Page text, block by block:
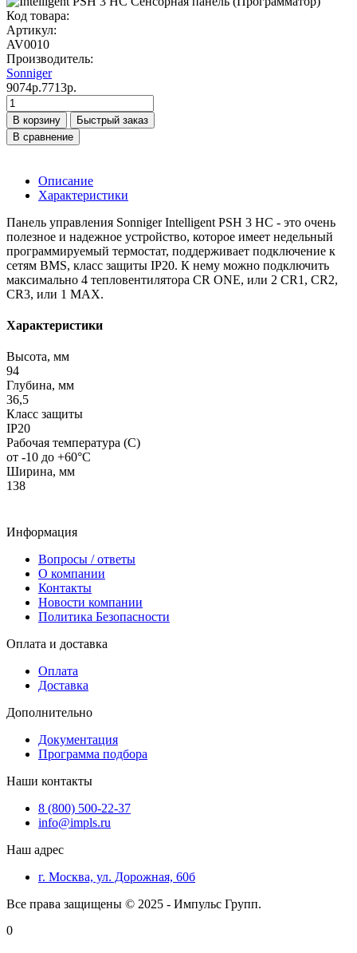
Код товара:
Артикул:
AV0010
Производитель:
Sonniger
9074р.7713р.
В корзину
Быстрый заказ
В сравнение
Описание
Характеристики
Панель управления Sonniger Intelligent PSH 3 HC - это очень
полезное и надежное устройство, которое имеет недельный
программируемый термостат, поддерживает подключение к
сетям BMS, класс защиты IP20. К нему можно подключить
максимально 4 тепловентилятора CR ONE, или 2 CR1, CR2,
CR3, или 1 MAX.
Характеристики
Высота, мм
94
Глубина, мм
36,5
Класс защиты
IP20
Рабочая температура (С)
от -10 до +60°С
Ширина, мм
138
Информация
Вопросы / ответы
О компании
Контакты
Новости компании
Политика Безопасности
Оплата и доставка
Оплата
Доставка
Дополнительно
Документация
Программа подбора
Наши контакты
8 (800) 500-22-37
info@impls.ru
Наш адрес
г. Москва, ул. Дорожная, 60б
Все права защищены © 2025 - Импульс Групп.
0